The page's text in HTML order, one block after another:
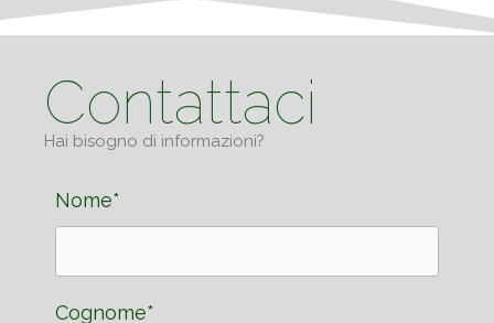
Contattaci
Hai bisogno di informazioni?
Nome*
Cognome*